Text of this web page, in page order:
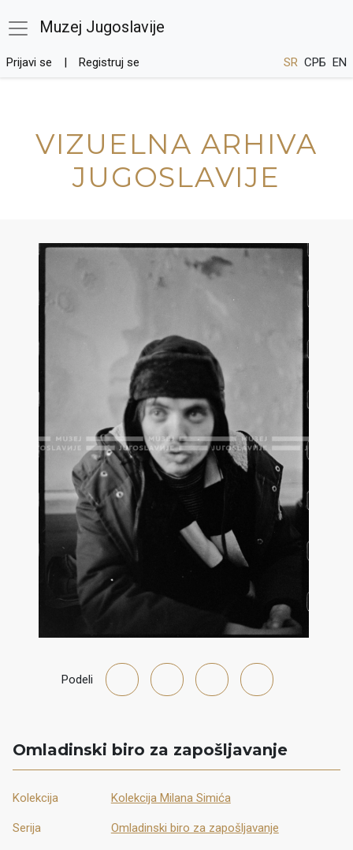
Muzej Jugoslavije
Prijavi se Registruj se SR СРБ EN
VIZUELNA ARHIVA
JUGOSLAVIJE
Podeli
Omladinski biro za zapošljavanje
Kolekcija Kolekcija Milana Simića
Serija Omladinski biro za zapošljavanje